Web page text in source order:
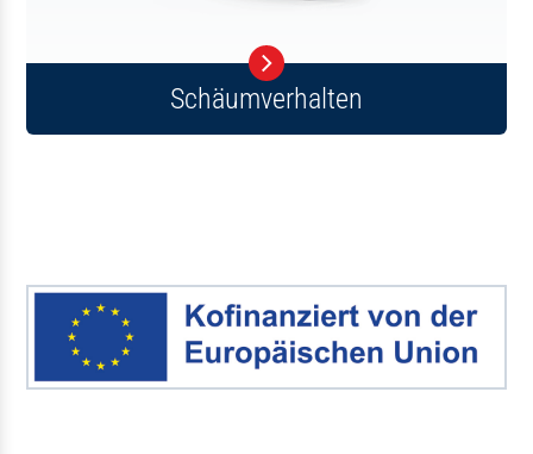
Schäumverhalten